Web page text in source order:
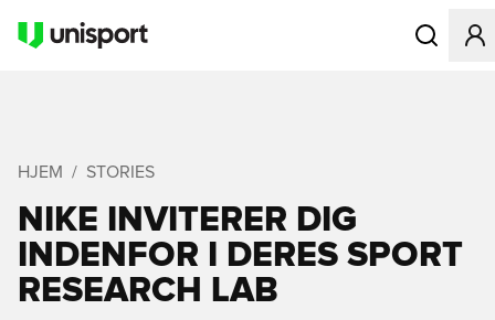
Åbner en
HJEM STORIES
NIKE INVITERER DIG
INDENFOR I DERES SPORT
RESEARCH LAB